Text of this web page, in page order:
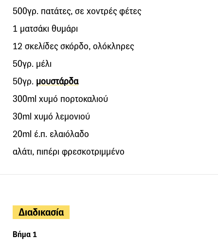
500γρ. πατάτες, σε χοντρές φέτες
1 ματσάκι θυμάρι
12 σκελίδες σκόρδο, ολόκληρες
50γρ. μέλι
50γρ. μουστάρδα
300ml χυμό πορτοκαλιού
30ml χυμό λεμονιού
20ml έ.π. ελαιόλαδο
αλάτι, πιπέρι φρεσκοτριμμένο
Διαδικασία
Βήμα 1